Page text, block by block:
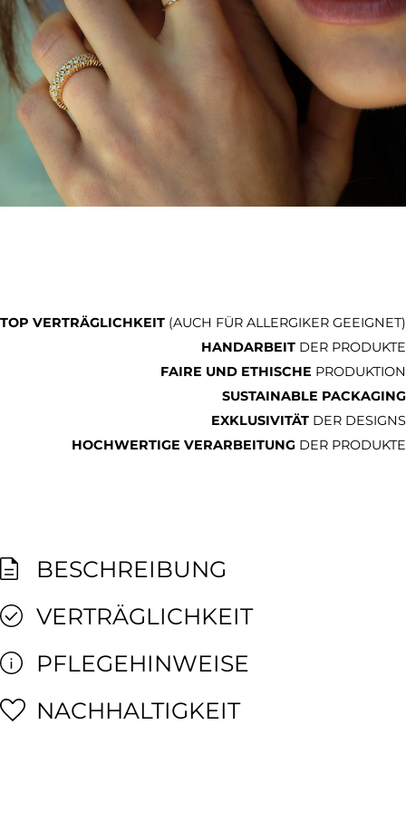
TOP VERTRÄGLICHKEIT (AUCH FÜR ALLERGIKER GEEIGNET)
HANDARBEIT DER PRODUKTE
FAIRE UND ETHISCHE PRODUKTION
SUSTAINABLE PACKAGING
EXKLUSIVITÄT DER DESIGNS
HOCHWERTIGE VERARBEITUNG DER PRODUKTE
BESCHREIBUNG
VERTRÄGLICHKEIT
PFLEGEHINWEISE
NACHHALTIGKEIT